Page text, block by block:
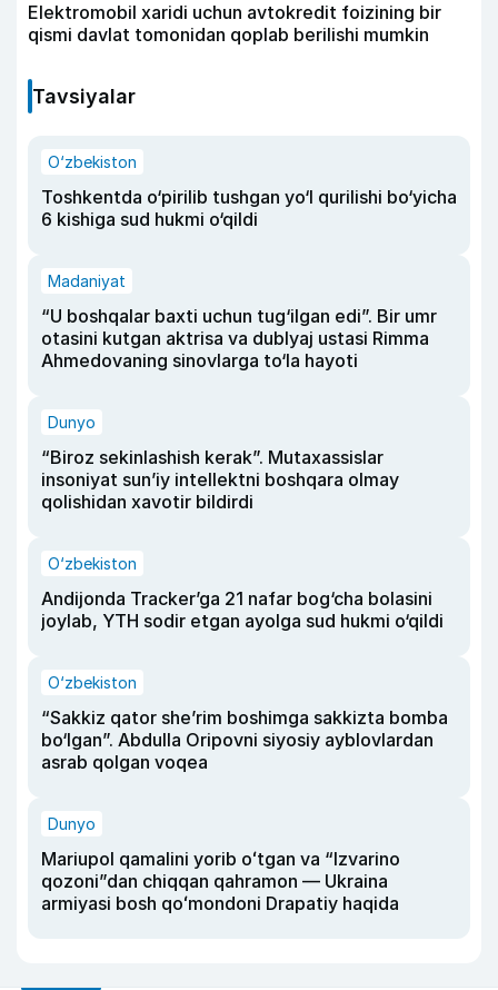
Elektromobil xaridi uchun avtokredit foizining bir
qismi davlat tomonidan qoplab berilishi mumkin
Tavsiyalar
O‘zbekiston
Toshkentda o‘pirilib tushgan yo‘l qurilishi bo‘yicha
6 kishiga sud hukmi o‘qildi
Madaniyat
“U boshqalar baxti uchun tug‘ilgan edi”. Bir umr
otasini kutgan aktrisa va dublyaj ustasi Rimma
Ahmedovaning sinovlarga to‘la hayoti
Dunyo
“Biroz sekinlashish kerak”. Mutaxassislar
insoniyat sun’iy intellektni boshqara olmay
qolishidan xavotir bildirdi
O‘zbekiston
Andijonda Tracker’ga 21 nafar bog‘cha bolasini
joylab, YTH sodir etgan ayolga sud hukmi o‘qildi
O‘zbekiston
“Sakkiz qator she’rim boshimga sakkizta bomba
bo‘lgan”. Abdulla Oripovni siyosiy ayblovlardan
asrab qolgan voqea
Dunyo
Mariupol qamalini yorib oʻtgan va “Izvarino
qozoni”dan chiqqan qahramon — Ukraina
armiyasi bosh qoʻmondoni Drapatiy haqida